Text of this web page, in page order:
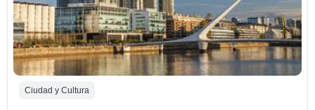
Ciudad y Cultura